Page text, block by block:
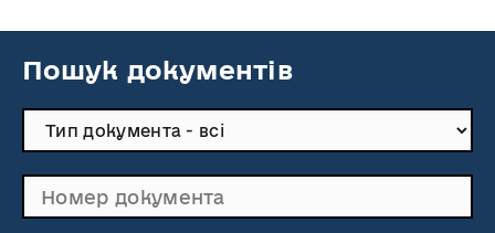
Пошук документів